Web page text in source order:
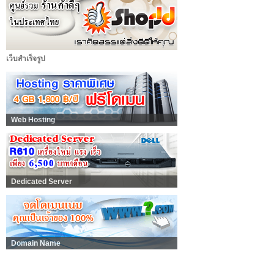
เว็บสำเร็จรูป
Web Hosting
Dedicated Server
Domain Name